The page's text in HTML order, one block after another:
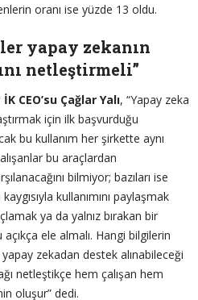
oranı ise yüzde 13 oldu.
yapay zekanın
netleştirmeli”
CEO’su Çağlar Yalı, “Yapay zeka
için ilk başvurduğu
bu kullanım her şirkette aynı
bu araçlardan
bilmiyor; bazıları ise
kullanımını paylaşmak
ya da yalnız bırakan bir
ele almalı. Hangi bilgilerin
zekadan destek alınabileceği
netleştikçe hem çalışan hem
oluşur” dedi.